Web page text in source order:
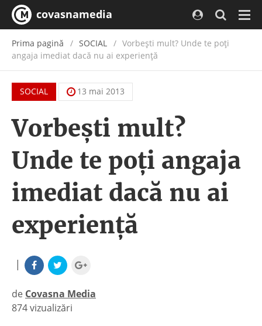
covasnamedia
Prima pagină SOCIAL
Vorbeşti mult? Unde te poţi
angaja imediat dacă nu ai experienţă
SOCIAL 13 mai 2013
Vorbeşti mult?
Unde te poţi angaja
imediat dacă nu ai
experienţă
|
de Covasna Media
|
874 vizualizări